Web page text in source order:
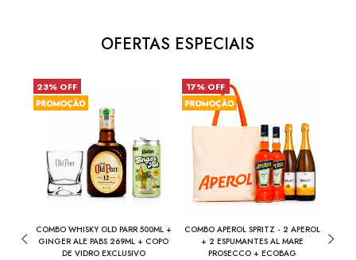
OFERTAS ESPECIAIS
23% OFF
COMBO WHISKY OLD PARR 500ML +
GINGER ALE PABS 269ML + COPO
DE VIDRO EXCLUSIVO
17% OFF
COMBO APEROL SPRITZ - 2 APEROL
+ 2 ESPUMANTES AL MARE
PROSECCO + ECOBAG